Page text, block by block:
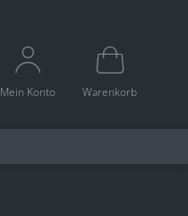
Mein Konto Warenkorb